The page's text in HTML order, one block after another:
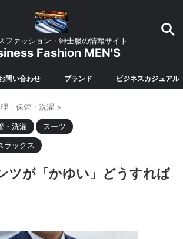
ファッション・紳士服の情報サイト
Fashion MEN'S
問い合わせ ブランド ビジネスカジュアル
・保管・洗濯 >
・洗濯
スーツ
ラックス
ツが「かゆい」どうすれば